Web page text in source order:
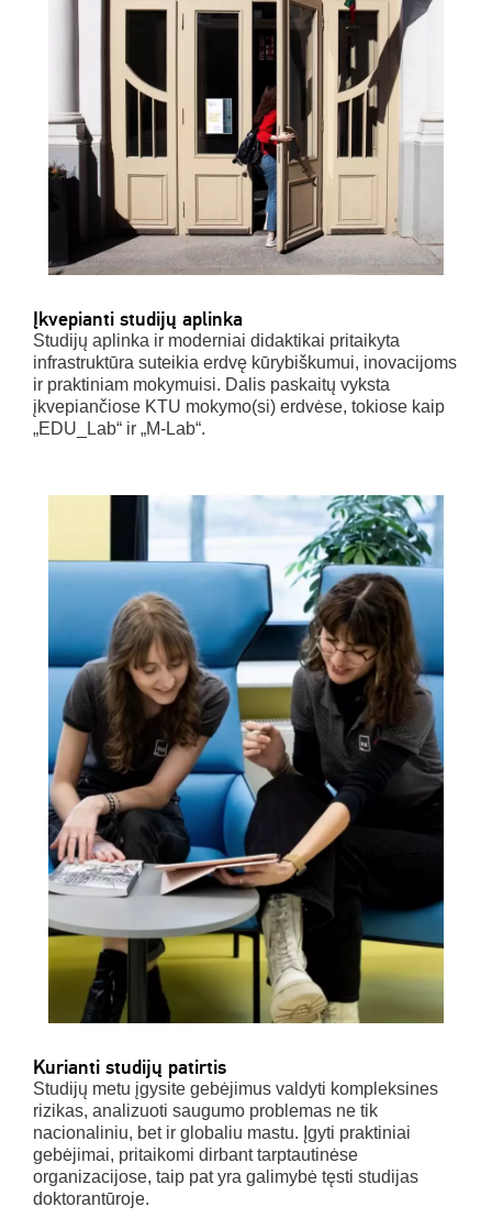
Įkvepianti studijų aplinka
Studijų aplinka ir moderniai didaktikai pritaikyta
infrastruktūra suteikia erdvę kūrybiškumui, inovacijoms
ir praktiniam mokymuisi. Dalis paskaitų vyksta
įkvepiančiose KTU mokymo(si) erdvėse, tokiose kaip
„EDU_Lab“ ir „M-Lab“.
Kurianti studijų patirtis
Studijų metu įgysite gebėjimus valdyti kompleksines
rizikas, analizuoti saugumo problemas ne tik
nacionaliniu, bet ir globaliu mastu. Įgyti praktiniai
gebėjimai, pritaikomi dirbant tarptautinėse
organizacijose, taip pat yra galimybė tęsti studijas
doktorantūroje.